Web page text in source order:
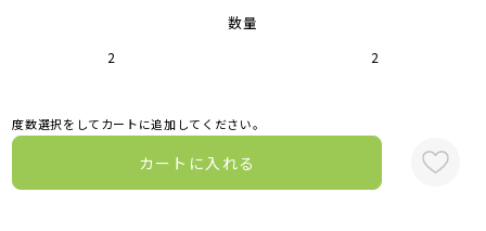
数量
2 2
度数選択をしてカートに追加してください。
カートに入れる